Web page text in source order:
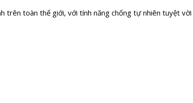
trên toàn thế giới, với tính năng chống tự nhiên tuyệt vời